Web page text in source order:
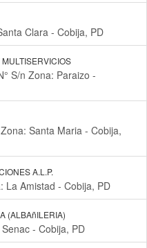
Clara - Cobija, PD
S/n Zona: Paraizo -
Santa Maria - Cobija,
A.L.P.
La Amistad - Cobija, PD
(ALBAñILERIA)
- Cobija, PD